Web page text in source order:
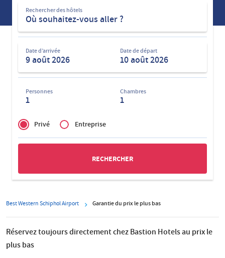
hôtels
Rechercher des hôtels
Date d’arrivée Date de départ
Personnes
1
Chambres
1
of
Zakelijk
Privé Entreprise
Best Western Schiphol Airport Garantie du prix le plus bas
Réservez toujours directement chez Bastion Hotels au prix le
plus bas